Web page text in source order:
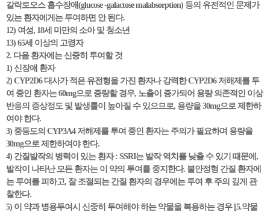
갈락토오스 흡수장애(glucose -galactose malabsorption) 등의 유전적인 문제가
있는 환자에게는 투여하면 안 된다.
12) 여성, 18세 미만의 소아 및 청소년
13) 65세 이상의 고령자
2. 다음 환자에는 신중히 투여할 것
1) 신장애 환자
2) CYP2D6 대사가 적은 유전형을 가진 환자나 강력한 CYP2D6 저해제를 투
여 중인 환자는 60mg으로 증량할 경우, 노출이 증가되어 용량 의존적인 이상
반응의 증상정도 및 발생률이 높아질 수 있으므로, 용량을 30mg으로 제한하
여야 한다.
3) 중등도의 CYP3A4 저해제를 투여 중인 환자는 주의가 필요하며 용량을
30mg으로 제한하여야 한다.
4) 간질발작의 병력이 있는 환자 : SSRI는 발작 역치를 낮출 수 있기 때문에,
발작이 나타난 모든 환자는 이 약의 투여를 중지한다. 불안정형 간질 환자에
는 투여를 피하고, 잘 조절되는 간질 환자의 경우에는 투여 후 주의 깊게 관
찰한다.
5) 이 약과 병용투여시 신중히 투여해야 하는 약물을 복용하는 경우 [5.약물